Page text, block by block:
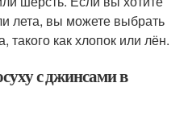
лета, вы можете выбрать
такого как хлопок или лён.
с джинсами в